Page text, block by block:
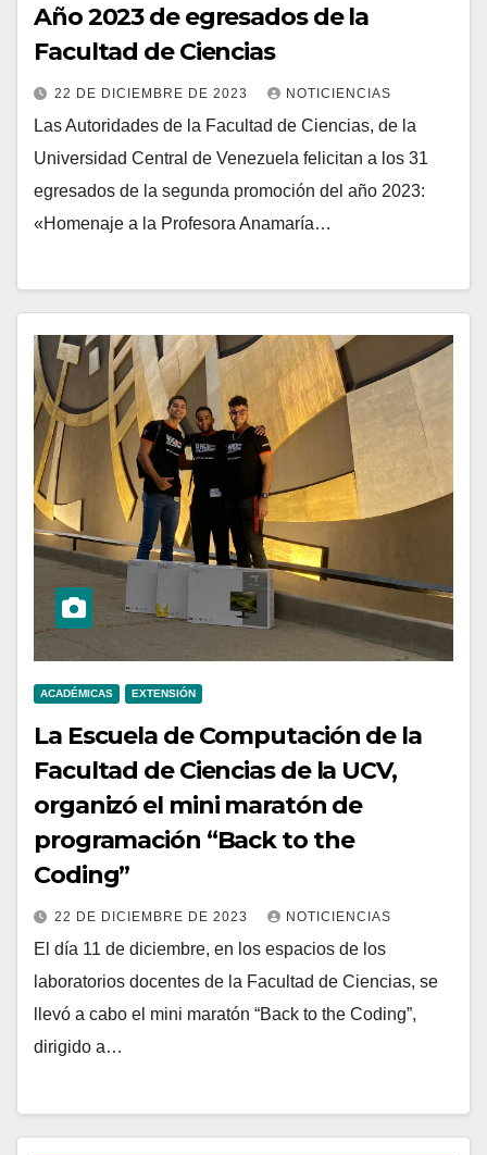
Año 2023 de egresados de la
Facultad de Ciencias
22 DE DICIEMBRE DE 2023 NOTICIENCIAS
Las Autoridades de la Facultad de Ciencias, de la
Universidad Central de Venezuela felicitan a los 31
egresados de la segunda promoción del año 2023:
«Homenaje a la Profesora Anamaría…
ACADÉMICAS EXTENSIÓN
La Escuela de Computación de la
Facultad de Ciencias de la UCV,
organizó el mini maratón de
programación “Back to the
Coding”
22 DE DICIEMBRE DE 2023 NOTICIENCIAS
El día 11 de diciembre, en los espacios de los
laboratorios docentes de la Facultad de Ciencias, se
llevó a cabo el mini maratón “Back to the Coding”,
dirigido a…